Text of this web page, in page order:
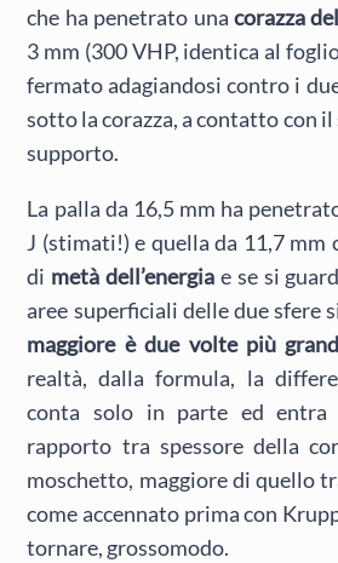
che ha penetrato una corazza
3 mm (300 VHP, identica al
fermato adagiandosi contro i
sotto la corazza, a contatto con il
supporto.
La palla da 16,5 mm ha
J (stimati!) e quella da 11,7 mm
di metà dell’energia e se si
aree superficiali delle due sfere
maggiore è due volte più
realtà, dalla formula, la
conta solo in parte ed entra
rapporto tra spessore della
moschetto, maggiore di quello
come accennato prima con
tornare, grossomodo.